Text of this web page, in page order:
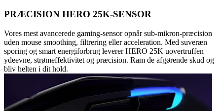
PRÆCISION HERO 25K-SENSOR
Vores mest avancerede gaming-sensor opnår sub-mikron-præcision
uden mouse smoothing, filtrering eller acceleration. Med suveræn
sporing og smart energiforbrug leverer HERO 25K uovertruffen
ydeevne, strømeffektivitet og præcision. Ram de afgørende skud og
bliv helten i dit hold.